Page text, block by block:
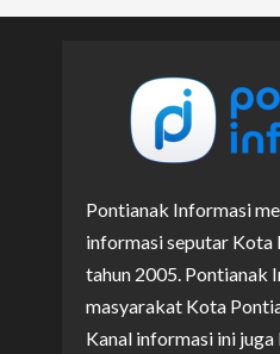
Pontianak Informasi
informasi seputar Kota
tahun 2005. Pontianak
masyarakat Kota
Kanal informasi ini